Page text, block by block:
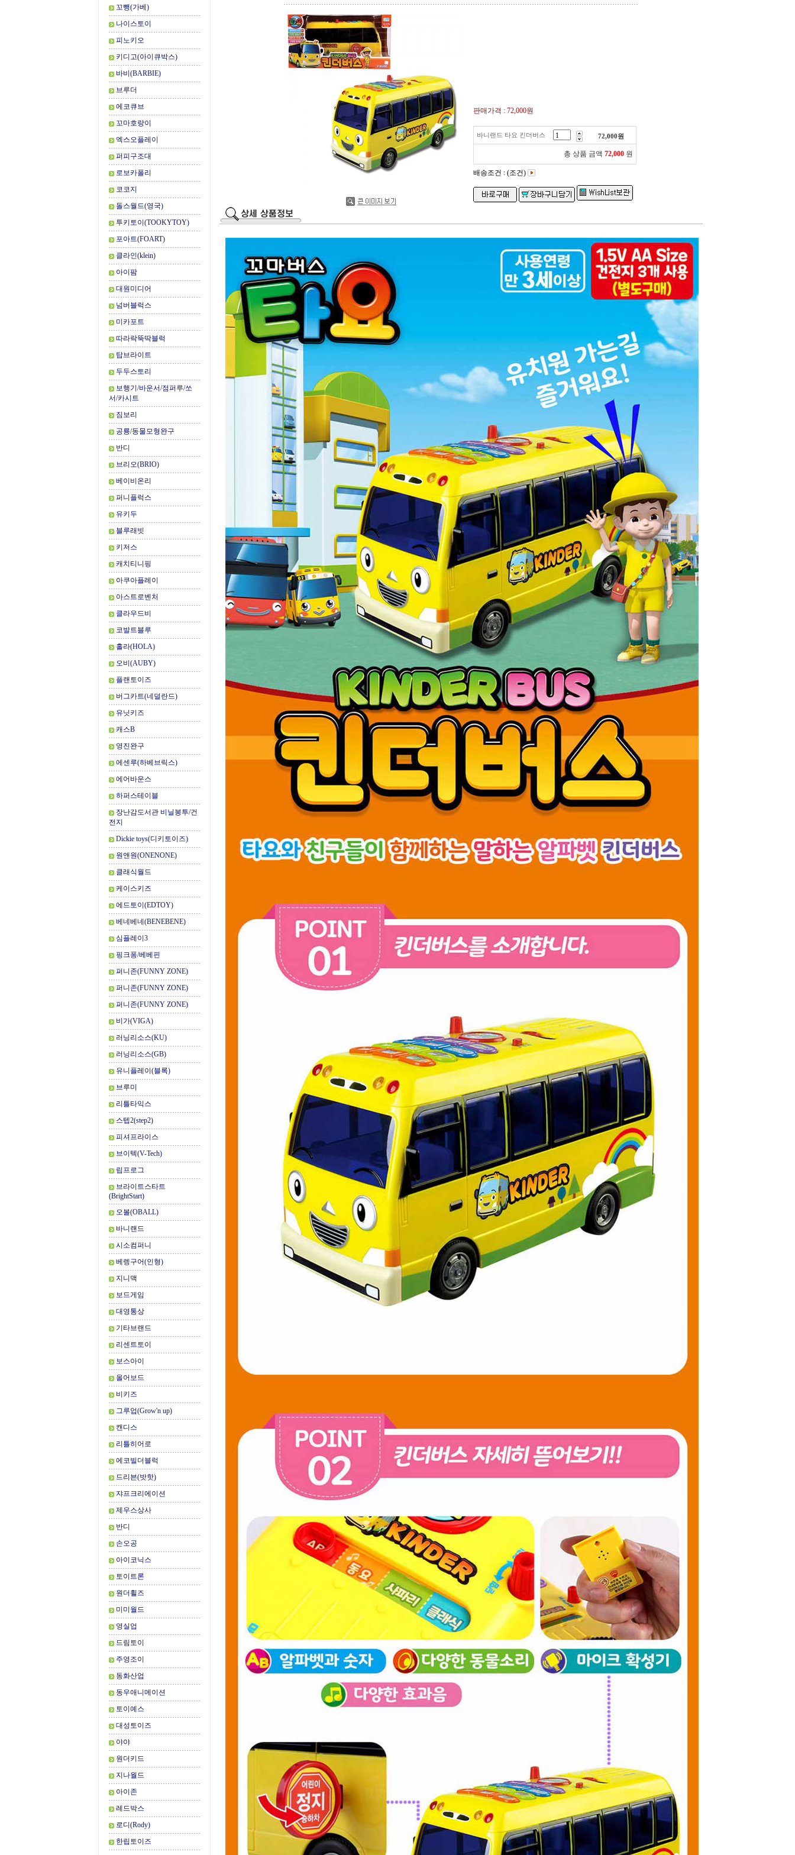
꼬뺑(가베)
나이스토이
피노키오
키디고(아이큐박스)
바비(BARBIE)
브루더
에코큐브
꼬마호랑이
엑스오플레이
퍼피구조대
로보카폴리
코코지
돌스월드(영국)
투키토이(TOOKYTOY)
포아트(FOART)
클라인(klein)
아이팜
대원미디어
넘버블럭스
미카포트
따라락뚝딱블럭
탑브라이트
두두스토리
보행기/바운서/점퍼루/쏘
서/카시트
짐보리
공룡/동물모형완구
반디
브리오(BRIO)
베이비온리
퍼니플럭스
유키두
블루래빗
키저스
캐치티니핑
아쿠아플레이
아스트로벤처
클라우드비
코발트블루
홀라(HOLA)
오비(AUBY)
플랜토이즈
버그카트(네덜란드)
유닛키즈
캐스B
영진완구
에센루(하베브릭스)
에어바운스
하퍼스테이블
장난감도서관 비닐봉투/건
전지
Dickie toys(디키토이즈)
원앤원(ONENONE)
클래식월드
케이스키즈
에드토이(EDTOY)
베네베네(BENEBENE)
심플레이3
핑크퐁/베베핀
퍼니존(FUNNY ZONE)
퍼니존(FUNNY ZONE)
퍼니존(FUNNY ZONE)
비가(VIGA)
러닝리소스(KU)
러닝리소스(GB)
유니플레이(블록)
브루미
리틀타익스
스텝2(step2)
피셔프라이스
브이텍(V-Tech)
립프로그
브라이트스타트
(BrightStart)
오볼(OBALL)
바니랜드
시소컴퍼니
베렝구어(인형)
지니맥
보드게임
대영통상
기타브랜드
리센트토이
보스아이
올어보드
비키즈
그루업(Grow'n up)
캔디스
리틀히어로
에코빌더블럭
드리븐(밧핫)
쟈프크리에이션
제우스상사
반디
손오공
아이코닉스
토이트론
원더휠즈
미미월드
영실업
드림토이
주영조이
동화산업
동우애니메이션
토이예스
대성토이즈
야야
원더키드
지나월드
아이존
레드박스
로디(Rody)
한립토이즈
판매가격 : 72,000원
바니랜드 타요 킨더버스 72,000원
총 상품 금액 72,000 원
배송조건 : (조건)